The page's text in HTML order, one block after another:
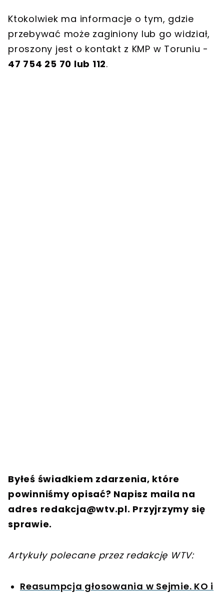
Ktokolwiek ma informacje o tym, gdzie
przebywać może zaginiony lub go widział,
proszony jest o kontakt z KMP w Toruniu -
47 754 25 70 lub 112.
Byłeś świadkiem zdarzenia, które
powinniśmy opisać? Napisz maila na
adres redakcja@wtv.pl. Przyjrzymy się
sprawie.
Artykuły polecane przez redakcję WTV:
Reasumpcja głosowania w Sejmie. KO i